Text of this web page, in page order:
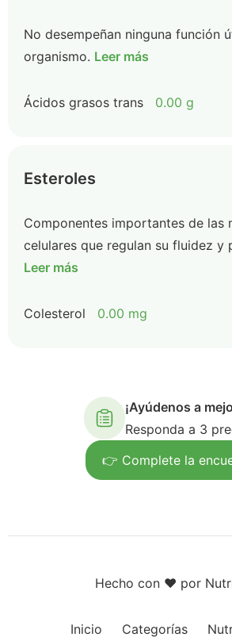
No desempeñan ninguna función
organismo. Leer más
Ácidos grasos trans 0.00 g
Esteroles
Componentes importantes de las
celulares que regulan su fluidez y
Leer más
Colesterol 0.00 mg
¡Ayúdenos a
Responda a 3
👉 Complete la
Hecho con ❤️ por
Inicio Categorías